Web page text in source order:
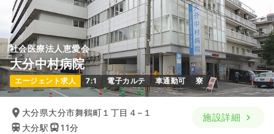
気になる 詳細を見る
社会医療法人恵愛会
大分中村病院
エージェント求人 7:1 電子カルテ 車通勤可 寮
大分県大分市舞鶴町１丁目４−１
大分駅
11分
施設詳細